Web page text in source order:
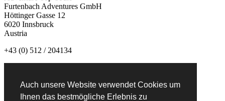
Auch unsere Website verwendet Cookies um
Ihnen das bestmögliche Erlebnis zu
Furtenbach Adventures GmbH
Höttinger Gasse 12
6020 Innsbruck
Austria
+43 (0) 512 / 204134
Newsletteranmeldung: